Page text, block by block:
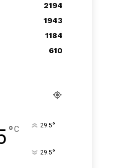
2194
1943
1184
610
°C 29.5°
29.5°